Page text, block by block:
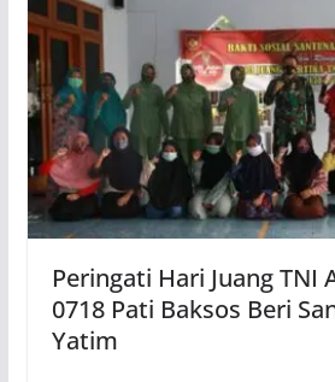
Peringati Hari Juang TNI
0718 Pati Baksos Beri
Yatim